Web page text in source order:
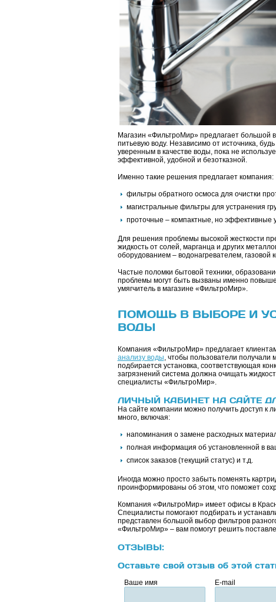
Магазин «ФильтроМир» предлагает большой
питьевую воду. Независимо от источника,
уверенным в качестве воды, пока не
эффективной, удобной и безотказной.
Именно такие решения предлагает компания:
фильтры обратного осмоса для очистки
магистральные фильтры для устранения
проточные – компактные, но эффективные
Для решения проблемы высокой жесткости
жидкость от солей, марганца и других
оборудованием – водонагревателем, газовой
Частые поломки бытовой техники,
проблемы могут быть вызваны именно
умягчитель в магазине «ФильтроМир».
ПОМОЩЬ В ВЫБОРЕ И
ВОДЫ
Компания «ФильтроМир» предлагает
анализу воды, чтобы пользователи получали
подбирается установка, соответствующая
загрязнений система должна очищать
специалисты «ФильтроМир».
ЛИЧНЫЙ КАБИНЕТ НА САЙТЕ
На сайте компании можно получить доступ к
много, включая:
напоминания о замене расходных
полная информация об установленной в
список заказов (текущий статус) и т.д.
Иногда можно просто забыть поменять
проинформированы об этом, что поможет
Компания «ФильтроМир» имеет офисы в
Специалисты помогают подбирать и
представлен большой выбор фильтров
«ФильтроМир» – вам помогут решить
ОТЗЫВЫ:
Оставьте свой отзыв об этой
Ваше имя E-mail